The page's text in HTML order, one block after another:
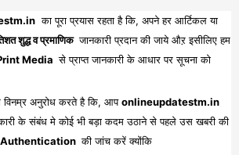
का पूरा प्रयास रहता है कि, अपने हर आर्टिकल या
शुद्ध व प्रमाणिक जानकारी प्रदान की जाये औऱ इसीलिए हम
Media से प्राप्त जानकारी के आधार पर सूचना को
अनुरोध करते है कि, आपonlineupdatestm.in
के संबंध मे कोई भी बड़ा कदम उठाने से पहले उस खबरी की
Authentication की जांच करें क्योंकि